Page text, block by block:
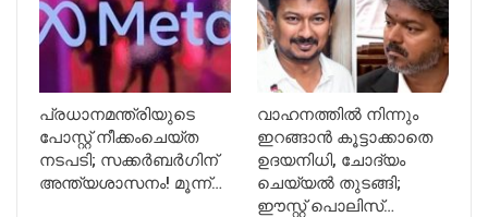
പ്രധാനമന്ത്രിയുടെ
പോസ്റ്റ് നീക്കംചെയ്ത
നടപടി; സക്കർബർഗിന്
അന്ത്യശാസനം! മൂന്ന്…
വാഹനത്തിൽ നിന്നും
ഇറങ്ങാൻ കൂട്ടാക്കാതെ
ഉദയനിധി, ചോദ്യം
ചെയ്യൽ തുടങ്ങി;
ഈസ്റ്റ് പൊലിസ്…